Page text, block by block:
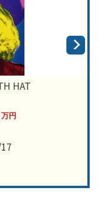
HAT
万円